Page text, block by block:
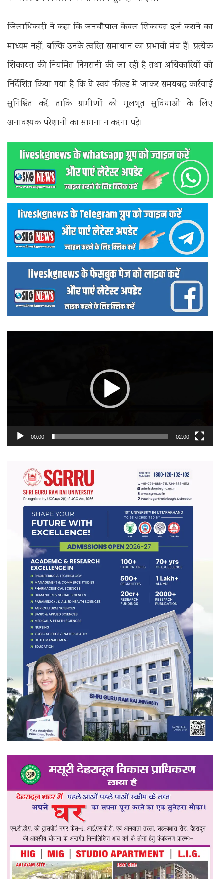
जिलाधिकारी ने कहा कि जनचौपाल केवल शिकायत दर्ज कराने का
माध्यम नहीं, बल्कि उनके त्वरित समाधान का प्रभावी मंच हैं। प्रत्येक
शिकायत की नियमित निगरानी की जा रही है तथा अधिकारियों को
निर्देशित किया गया है कि वे स्वयं फील्ड में जाकर समयबद्ध कार्रवाई
सुनिश्चित करें, ताकि ग्रामीणों को मूलभूत सुविधाओं के लिए
अनावश्यक परेशानी का सामना न करना पड़े।
00:00 02:00